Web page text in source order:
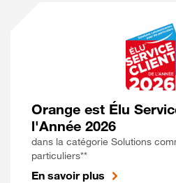
Orange est Élu
l'Année 2026
dans la catégorie Solutions
particuliers**
En savoir plus